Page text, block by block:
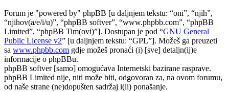
Forum je "powered by" phpBB [u daljnjem tekstu: “oni”, “njih”,
“njihov(a/e/i/u)”, “phpBB softver”, “www.phpbb.com”, “phpBB
Limited”, “phpBB Tim(ovi)”]. Dostupan je pod “GNU General
Public License v2” [u daljnjem tekstu: “GPL”]. Možeš ga preuzeti
sa www.phpbb.com gdje možeš pronaći (i) [sve] detaljn(ij)e
informacije o phpBBu.
phpBB softver [samo] omogućava Internetski bazirane rasprave.
phpBB Limited nije, niti može biti, odgovoran za, na ovom forumu,
od naše strane (ne)dopušten sadržaj i(li) ponašanje.